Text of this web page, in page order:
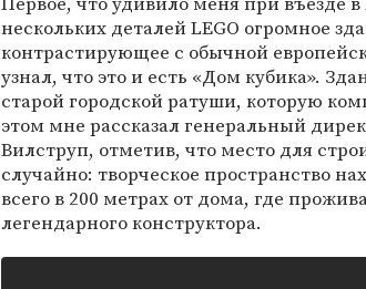
нескольких деталей LEGO огромное
контрастирующее с обычной
узнал, что это и есть «Дом кубика».
старой городской ратуши, которую
этом мне рассказал генеральный
Вилструп, отметив, что место для
случайно: творческое пространство
всего в 200 метрах от дома, где
легендарного конструктора.